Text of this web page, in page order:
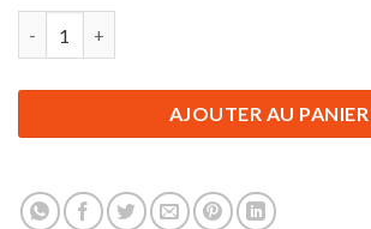
AJOUTER AU PANIER